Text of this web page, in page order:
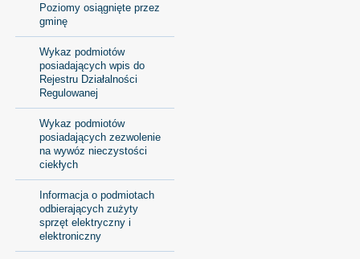
Poziomy osiągnięte przez
gminę
Wykaz podmiotów
posiadających wpis do
Rejestru Działalności
Regulowanej
Wykaz podmiotów
posiadających zezwolenie
na wywóz nieczystości
ciekłych
Informacja o podmiotach
odbierających zużyty
sprzęt elektryczny i
elektroniczny